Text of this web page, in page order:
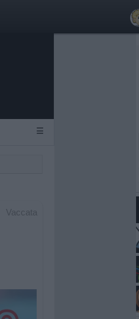
☰
Vaccata